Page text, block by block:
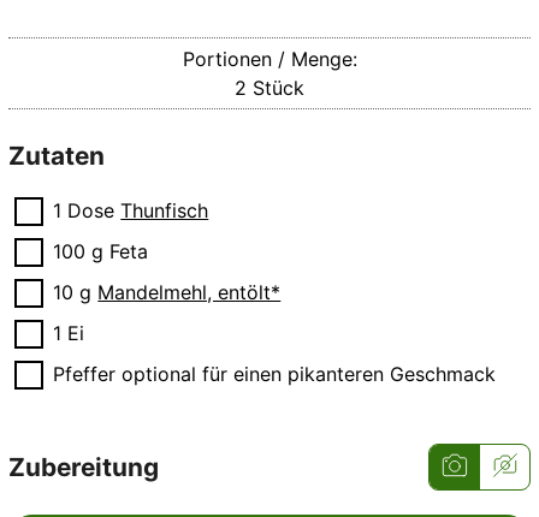
Portionen / Menge:
2 Stück
Zutaten
▢
1 Dose Thunfisch
▢
100 g Feta
▢
10 g Mandelmehl, entölt*
▢
1 Ei
▢
Pfeffer optional für einen pikanteren Geschmack
Zubereitung